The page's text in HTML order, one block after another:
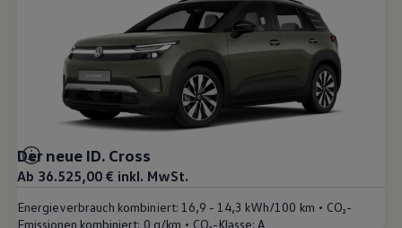
Der neue ID. Cross
Ab 36.525,00 € inkl. MwSt.
Energieverbrauch kombiniert: 16,9 - 14,3 kWh/100 km • CO₂-
Emissionen kombiniert: 0 g/km • CO₂-Klasse: A